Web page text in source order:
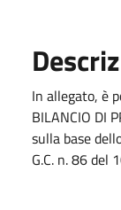
In allegato, è
BILANCIO DI
sulla base
G.C. n. 86